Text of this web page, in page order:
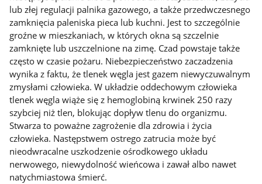
lub złej regulacji palnika gazowego, a także przedwczesnego
zamknięcia paleniska pieca lub kuchni. Jest to szczególnie
groźne w mieszkaniach, w których okna są szczelnie
zamknięte lub uszczelnione na zimę. Czad powstaje także
często w czasie pożaru. Niebezpieczeństwo zaczadzenia
wynika z faktu, że tlenek węgla jest gazem niewyczuwalnym
zmysłami człowieka. W układzie oddechowym człowieka
tlenek węgla wiąże się z hemoglobiną krwinek 250 razy
szybciej niż tlen, blokując dopływ tlenu do organizmu.
Stwarza to poważne zagrożenie dla zdrowia i życia
człowieka. Następstwem ostrego zatrucia może być
nieodwracalne uszkodzenie ośrodkowego układu
nerwowego, niewydolność wieńcowa i zawał albo nawet
natychmiastowa śmierć.